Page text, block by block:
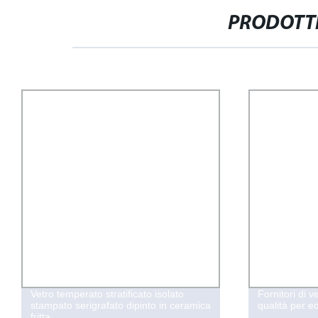
Vetro temperato stratificato isolato
stampato serigrafato dipinto in ceramica
Fornitori di
qualità per